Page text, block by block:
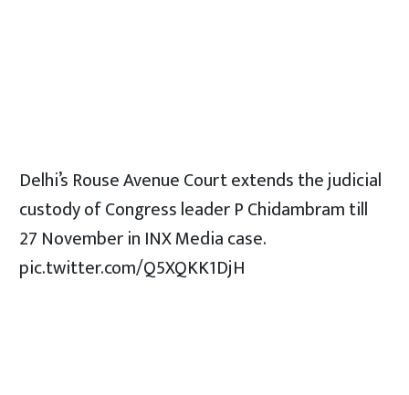
Delhi’s Rouse Avenue Court extends the judicial
custody of Congress leader P Chidambram till
27 November in INX Media case.
pic.twitter.com/Q5XQKK1DjH